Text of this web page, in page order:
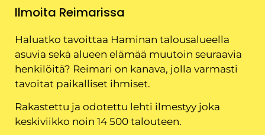
Ilmoita Reimarissa
Haluatko tavoittaa Haminan talousalueella
asuvia sekä alueen elämää muutoin seuraavia
henkilöitä? Reimari on kanava, jolla varmasti
tavoitat paikalliset ihmiset.
Rakastettu ja odotettu lehti ilmestyy joka
keskiviikko noin 14 500 talouteen.